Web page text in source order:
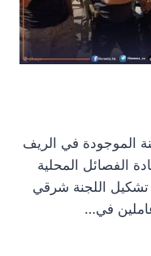
الموجودة في الريف
الفصائل المحلية
تشكيل اللجنة شرقي
في…